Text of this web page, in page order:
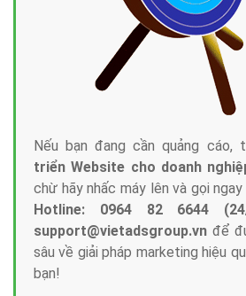
Nếu bạn đang cần quảng cáo,
triển Website cho doanh
chừ hãy nhấc máy lên và gọi
Hotline: 0964 82 6644
support@vietadsgroup.vn để
sâu về giải pháp marketing hiệu
bạn!